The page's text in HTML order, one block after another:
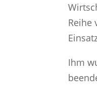
Reihe
Ihm